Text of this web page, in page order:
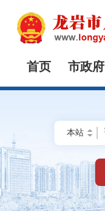
首页 市政府